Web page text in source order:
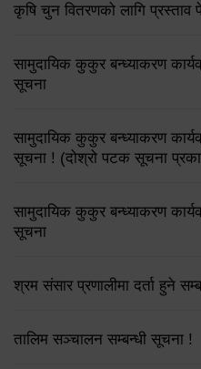
कृषि चुन वितरणको लागि प्रस्ताव
सामुदायिक कुकुर बन्ध्याकरण
सूचना
सामुदायिक कुकुर बन्ध्याकरण
सूचना ! (दोश्रो पटक सूचना
सामुदायिक कुकुर बन्ध्याकरण
सूचना
श्रम संसार प्रणालीमा दर्ता हुने
तालिम सञ्चालन सम्बन्धी सूचना !